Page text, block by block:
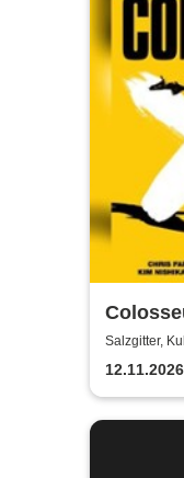
Fields
Salzgitter,
12.11.2026